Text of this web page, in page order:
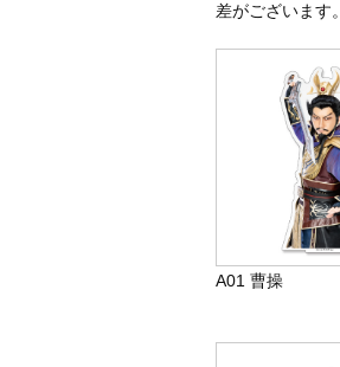
差がございます。
A01 曹操